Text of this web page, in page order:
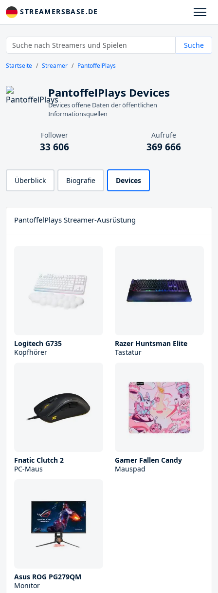
STREAMERSBASE.DE
Suche
Startseite Streamer PantoffelPlays
PantoffelPlays Devices
Devices offene Daten der öffentlichen
Informationsquellen
Follower
33 606
Aufrufe
369 666
Überblick Biografie Devices
PantoffelPlays Streamer-Ausrüstung
Logitech G735
Kopfhörer
Razer Huntsman Elite
Tastatur
Fnatic Clutch 2
PC-Maus
Gamer Fallen Candy
Mauspad
Asus ROG PG279QM
Monitor